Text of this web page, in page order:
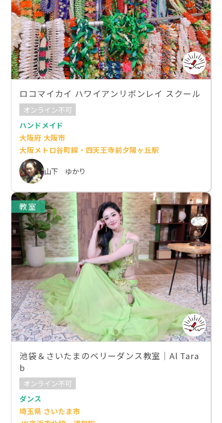
ロコマイカイ ハワイアンリボンレイ スクール
オンライン不可
ハンドメイド
大阪府 大阪市
大阪メトロ谷町線・四天王寺前夕陽ヶ丘駅
山下 ゆかり
教室
池袋＆さいたまのベリーダンス教室｜Al Tara
b
オンライン不可
ダンス
埼玉県 さいたま市